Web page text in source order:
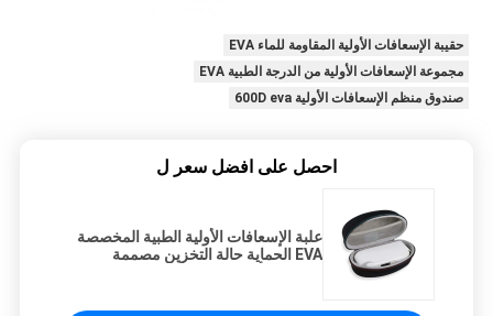
حقيبة الإسعافات الأولية المقاومة للماء EVA
مجموعة الإسعافات الأولية من الدرجة الطبية EVA
صندوق منظم الإسعافات الأولية 600D eva
احصل على افضل سعر ل
علبة الإسعافات الأولية الطبية المخصصة
EVA الحماية حالة التخزين مصممة